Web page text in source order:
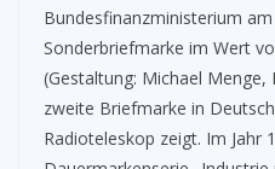
Bundesfinanzministerium
Sonderbriefmarke im Wert
(Gestaltung: Michael Menge,
zweite Briefmarke in
Radioteleskop zeigt. Im Jahr